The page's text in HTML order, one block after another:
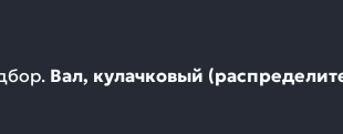
Вал, кулачковый